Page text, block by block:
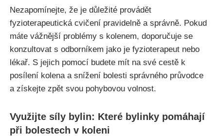
Nezapomínejte, že je důležité provádět
fyzioterapeutická cvičení pravidelně a správně. Pokud
máte vážnější problémy⁢ s kolenem, doporučuje se
konzultovat s odborníkem jako je fyzioterapeut nebo
lékař. S jejich pomocí budete mít⁢ na své cestě k
posílení kolena​ a ​snížení bolesti správného průvodce
⁣a získejte zpět⁤ svou‍ pohybovou volnost.
Využijte síly bylin: Které bylinky pomáhají
při bolestech‍ v koleni